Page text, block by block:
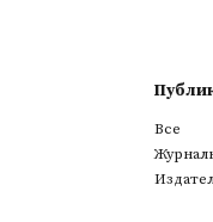
Все